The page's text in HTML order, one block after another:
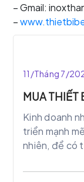
– Gmail:
–
11/Tháng 7/
MUA THIẾT
Kinh doanh
triển mạnh
nhiên, để có
quan trọng